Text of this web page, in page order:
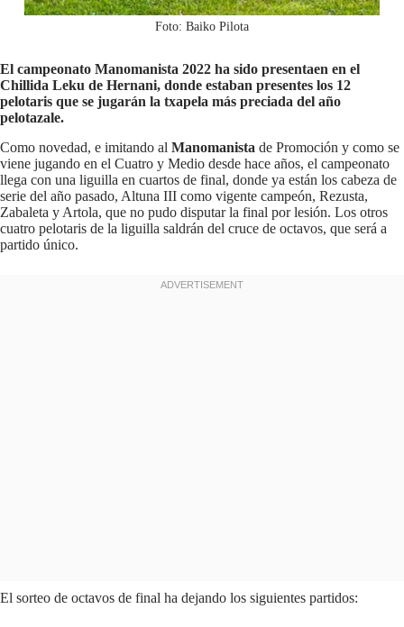
Foto: Baiko Pilota
El campeonato Manomanista 2022 ha sido presentaen en el
Chillida Leku de Hernani, donde estaban presentes los 12
pelotaris que se jugarán la txapela más preciada del año
pelotazale.
Como novedad, e imitando al Manomanista de Promoción y como se
viene jugando en el Cuatro y Medio desde hace años, el campeonato
llega con una liguilla en cuartos de final, donde ya están los cabeza de
serie del año pasado, Altuna III como vigente campeón, Rezusta,
Zabaleta y Artola, que no pudo disputar la final por lesión. Los otros
cuatro pelotaris de la liguilla saldrán del cruce de octavos, que será a
partido único.
El sorteo de octavos de final ha dejando los siguientes partidos: